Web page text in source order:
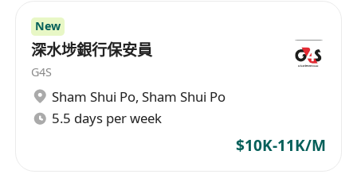
年滿18歲，持有效香港居民身份證，具備合法在
港工作資格；持有有效「保安人員許可證」（由
香港警務處頒發）為必須條件。
具備至少一年商業寫字樓、甲級商廈或同類型物
業之保安工作經驗，熟悉高密度城市環境下之風
New
深水埗銀行保安員
G4S
Sham Shui Po, Sham Shui Po
5.5 days per week
$10K-11K/M